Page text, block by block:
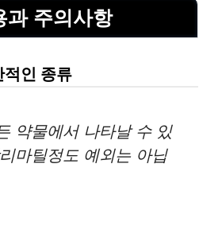
과 주의사항
적인 종류
약물에서 나타날 수 있
마틸정도 예외는 아닙